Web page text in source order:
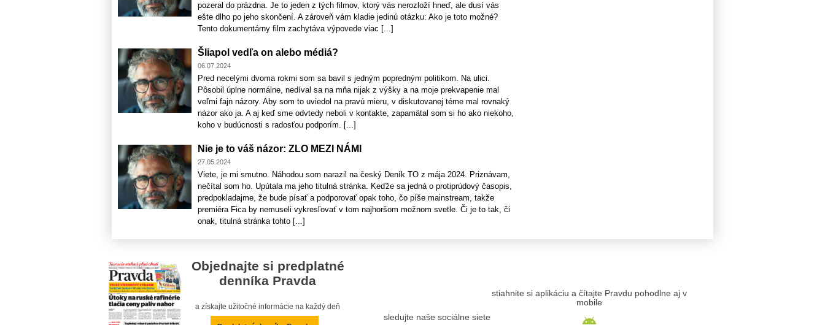
pozeral do prázdna. Je to jeden z tých filmov, ktorý vás nerozloží hneď, ale dusí vás
ešte dlho po jeho skončení. A zároveň vám kladie jedinú otázku: Ako je toto možné?
Tento dokumentárny film zachytáva výpovede viac [...]
Šliapol vedľa on alebo médiá?
06.07.2024
Pred necelými dvoma rokmi som sa bavil s jedným popredným politikom. Na ulici.
Pôsobil úplne normálne, nedíval sa na mňa nijak z výšky a na moje prekvapenie mal
veľmi fajn názory. Aby som to uviedol na pravú mieru, v diskutovanej téme mal rovnaký
názor ako ja. A aj keď sme odvtedy neboli v kontakte, zapamätal som si ho ako niekoho,
koho v budúcnosti s radosťou podporím. [...]
Nie je to váš názor: ZLO MEZI NÁMI
27.05.2024
Viete, je mi smutno. Náhodou som narazil na český Deník TO z mája 2024. Priznávam,
nečítal som ho. Upútala ma jeho titulná stránka. Keďže sa jedná o protiprúdový časopis,
predpokladajme, že bude písať a podporovať opak toho, čo píše mainstream, takže
premiéra Fica by nemuseli vykresľovať v tom najhoršom možnom svetle. Či je to tak, či
onak, titulná stránka tohto [...]
Objednajte si predplatné
denníka Pravda
a získajte užitočné informácie na každý deň
sledujte naše sociálne siete
stiahnite si aplikáciu a čítajte Pravdu pohodlne aj v
mobile